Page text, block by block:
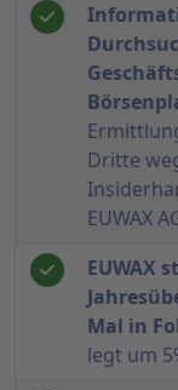
Dritte
EUWAX
EUWAX
Mal in
legt um